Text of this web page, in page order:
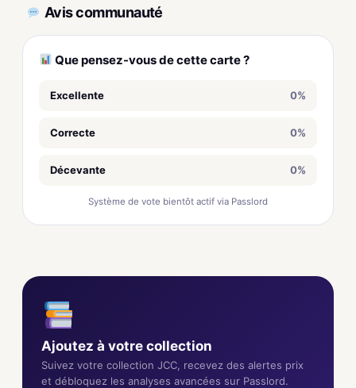
Avis communauté
Que pensez-vous de cette carte ?
Excellente 0%
Correcte 0%
Décevante 0%
Système de vote bientôt actif via Passlord
Ajoutez à votre collection
Suivez votre collection JCC, recevez des alertes prix
et débloquez les analyses avancées sur Passlord.